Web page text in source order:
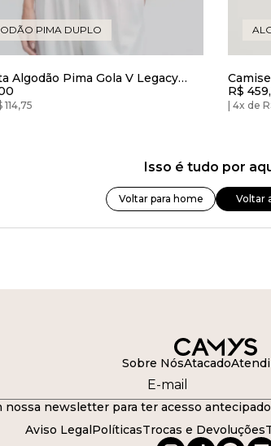
PIMA DUPLO
Algodão Pima Gola V Legacy
Branco
R$
4x de
Isso é tudo por
Voltar para home Voltar
Sobre NósAtacado
nossa newsletter para ter acesso
Aviso LegalPolíticasTrocas e Devoluções